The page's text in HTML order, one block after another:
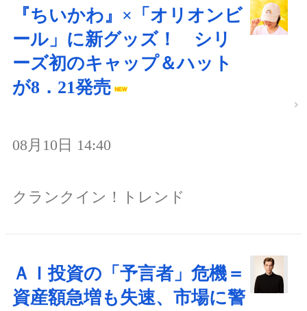
『ちいかわ』×「オリオンビ
ール」に新グッズ！ シリ
ーズ初のキャップ＆ハット
が8．21発売
08月10日 14:40
クランクイン！トレンド
ＡＩ投資の「予言者」危機＝
資産額急増も失速、市場に警